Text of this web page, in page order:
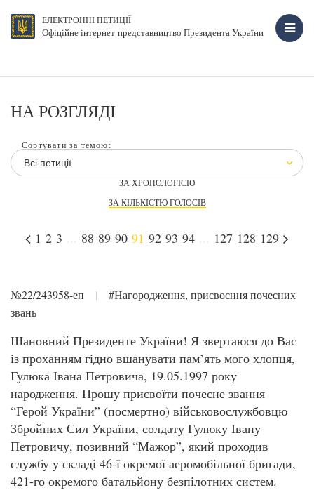
ЕЛЕКТРОННІ ПЕТИЦІЇ
Офіційне інтернет-представництво Президента України
НА РОЗГЛЯДІ
Сортувати за темою:
Всі петиції
ЗА ХРОНОЛОГІЄЮ
ЗА КІЛЬКІСТЮ ГОЛОСІВ
1 2 3 88 89 90 91 92 93 94 127 128 129
№22/243958-еп |
#Нагородження, присвоєння почесних
звань
Шановний Президенте України! Я звертаюся до Вас
із проханням гідно вшанувати пам’ять мого хлопця,
Гулюка Івана Петровича, 19.05.1997 року
народження. Прошу присвоїти почесне звання
“Герой України” (посмертно) військовослужбовцю
Збройних Сил України, солдату Гулюку Івану
Петровичу, позивний “Мажор”, який проходив
службу у складі 46-ї окремої аеромобільної бригади,
421-го окремого батальйону безпілотних систем.